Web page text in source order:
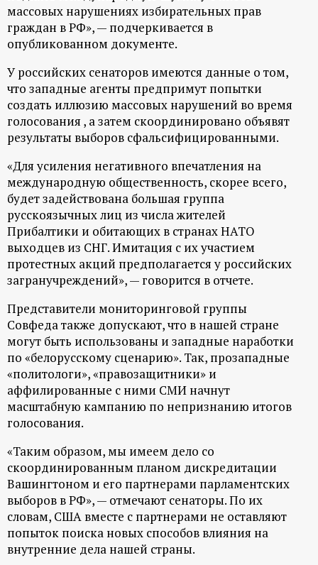
а
л
массовых нарушениях избирательных прав
граждан в РФ», — подчеркивается в
опубликованном документе.
У российских сенаторов имеются данные о том,
что западные агенты предпримут попытки
создать иллюзию массовых нарушений во время
голосования , а затем скоординировано объявят
результаты выборов сфальсифицированными.
«Для усиления негативного впечатления на
международную общественность, скорее всего,
будет задействована большая группа
русскоязычных лиц из числа жителей
Прибалтики и обитающих в странах НАТО
выходцев из СНГ. Имитация с их участием
протестных акций предполагается у российских
загранучреждений», — говорится в отчете.
Представители мониторинговой группы
Совфеда также допускают, что в нашей стране
могут быть использованы и западные наработки
по «белорусскому сценарию». Так, прозападные
«политологи», «правозащитники» и
аффилированные с ними СМИ начнут
масштабную кампанию по непризнанию итогов
голосования.
«Таким образом, мы имеем дело со
скоординированным планом дискредитации
Вашингтоном и его партнерами парламентских
выборов в РФ», — отмечают сенаторы. По их
словам, США вместе с партнерами не оставляют
попыток поиска новых способов влияния на
внутренние дела нашей страны.